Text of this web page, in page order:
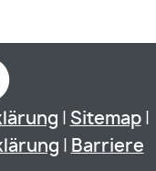
Sitemap|
Barriere